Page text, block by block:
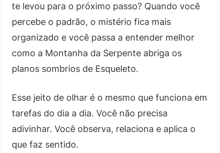
te levou para o próximo passo? Quando você
percebe o padrão, o mistério fica mais
organizado e você passa a entender melhor
como a Montanha da Serpente abriga os
planos sombrios de Esqueleto.
Esse jeito de olhar é o mesmo que funciona em
tarefas do dia a dia. Você não precisa
adivinhar. Você observa, relaciona e aplica o
que faz sentido.